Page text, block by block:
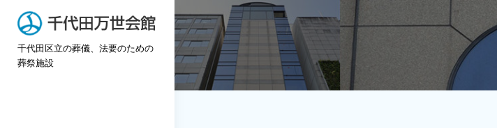
Skip
content
千代田区立の葬儀、法要のための
葬祭施設